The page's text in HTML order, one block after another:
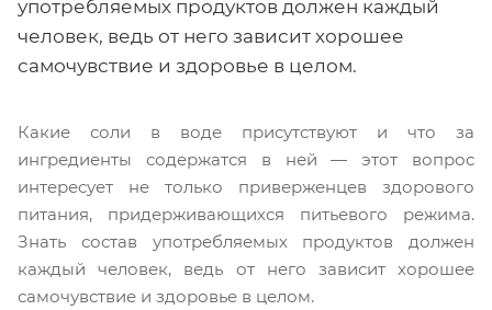
употребляемых продуктов должен каждый
человек, ведь от него зависит хорошее
самочувствие и здоровье в целом.
Какие соли в воде присутствуют и что за
ингредиенты содержатся в ней — этот вопрос
интересует не только приверженцев здорового
питания, придерживающихся питьевого режима.
Знать состав употребляемых продуктов должен
каждый человек, ведь от него зависит хорошее
самочувствие и здоровье в целом.